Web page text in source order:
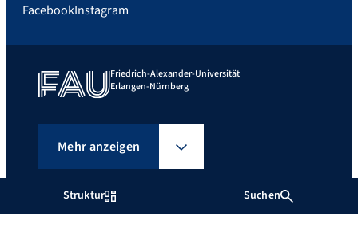
Struktur Suchen
FacebookInstagram
Friedrich-Alexander-Universität
Erlangen-Nürnberg
Mehr anzeigen